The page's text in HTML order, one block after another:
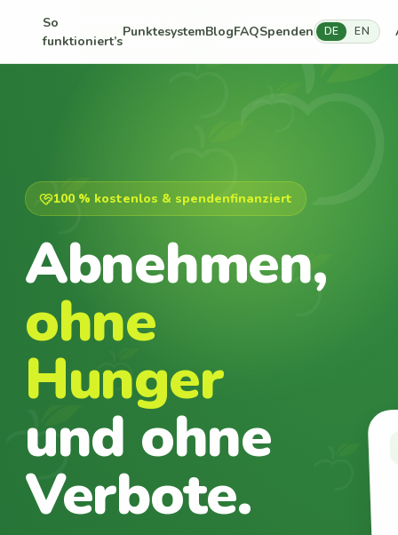
So
funktioniert’s
PunktesystemBlogFAQSpenden DE EN
100 % kostenlos & spendenfinanziert
Abnehmen,
ohne
Hunger
und ohne
Verbote.